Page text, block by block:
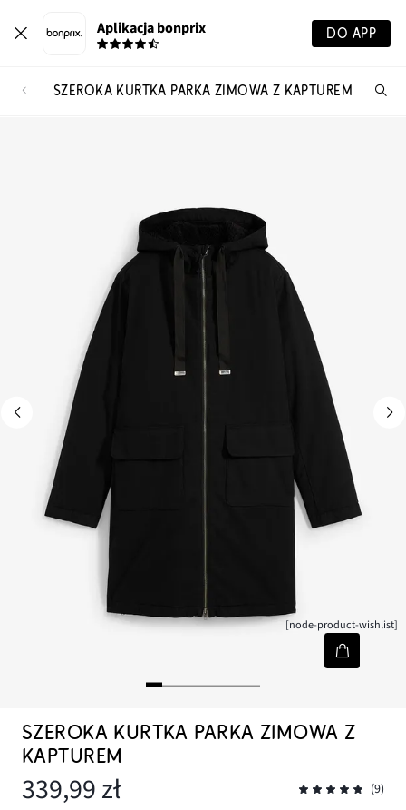
Aplikacja bonprix DO APP
SZEROKA KURTKA PARKA ZIMOWA Z KAPTUREM
[node-product-wishlist]
SZEROKA KURTKA PARKA ZIMOWA Z
KAPTUREM
339,99 zł (9)